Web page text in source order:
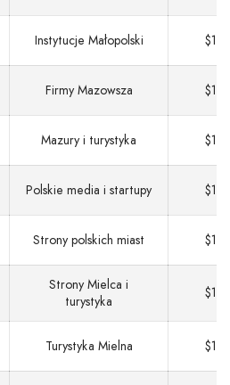
Instytucje Małopolski $13
Firmy Mazowsza $13
Mazury i turystyka $13
Polskie media i startupy $13
Strony polskich miast $13
Strony Mielca i
turystyka
$13
Turystyka Mielna $13